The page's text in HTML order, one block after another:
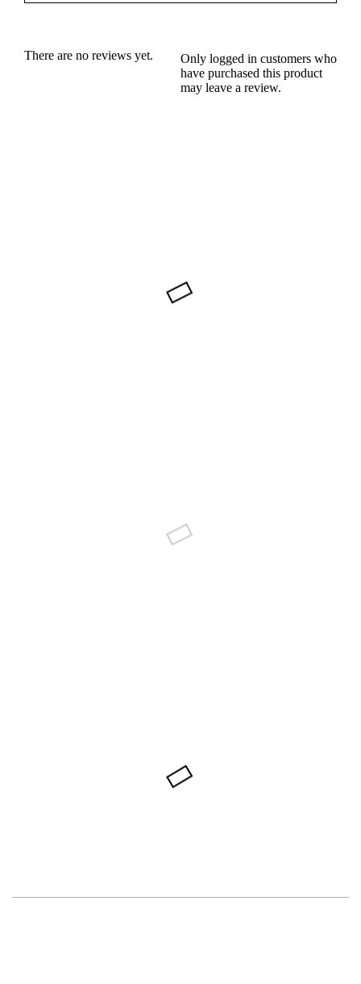
There are no reviews yet.
Only logged in customers who
have purchased this product
may leave a review.